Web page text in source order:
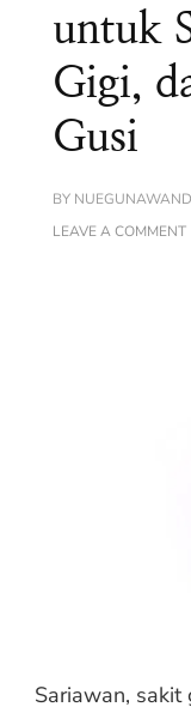
untuk
Gigi,
Gusi
BY NUEGUNAWAND
LEAVE A COMMENT
Sariawan,